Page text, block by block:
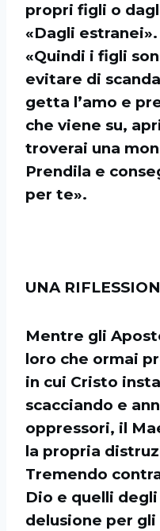
propri figli o
«Dagli
«Quindi i figli
evitare di
getta l’amo e
che viene su,
troverai una
Prendila e
per te».
UNA
Mentre gli
loro che ormai
in cui Cristo
scacciando e
oppressori, il
la propria
Tremendo
Dio e quelli
delusione per